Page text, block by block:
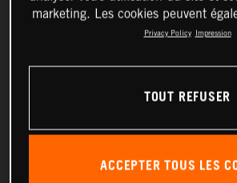
marketing. Les cookies peuvent
Privacy Policy Impression
TOUT REFUSER
ACCEPTER TOUS LES